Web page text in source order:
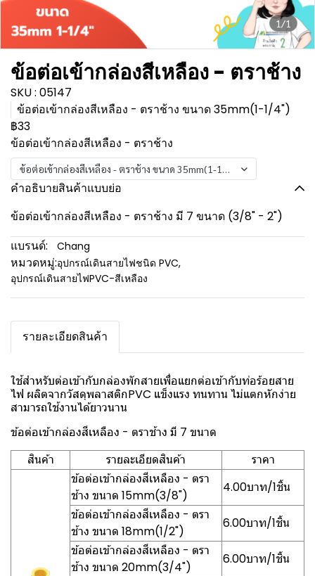
1/1
ข้อต่อเข้ากล่องสีเหลือง - ตราช้าง
SKU : 05147
ข้อต่อเข้ากล่องสีเหลือง - ตราช้าง ขนาด 35mm(1-1/4")
฿33
ข้อต่อเข้ากล่องสีเหลือง - ตราช้าง
ข้อต่อเข้ากล่องสีเหลือง - ตราช้าง ขนาด 35mm(1-1/4")
คำอธิบายสินค้าแบบย่อ
ข้อต่อเข้ากล่องสีเหลือง - ตราช้าง มี 7 ขนาด (3/8" - 2")
แบรนด์:
Chang
หมวดหมู่:อุปกรณ์เดินสายไฟชนิด PVC,
อุปกรณ์เดินสายไฟPVC-สีเหลือง
รายละเอียดสินค้า
ใช้สำหรับต่อเข้ากับกล่องพักสายเพื่อแยกต่อเข้ากับท่อร้อยสาย
ไฟ ผลิตจากวัสดุพลาสติกPVC แข็งแรง ทนทาน ไม่แตกหักง่าย
สามารถใช้งานได้ยาวนาน
ข้อต่อเข้ากล่องสีเหลือง - ตราช้าง มี 7 ขนาด
สินค้า
รายละเอียดสินค้า
ราคา
ข้อต่อเข้ากล่องสีเหลือง - ตรา
ช้าง ขนาด 15mm(3/8")
4.00บาท/1ชิ้น
ข้อต่อเข้ากล่องสีเหลือง - ตรา
ช้าง ขนาด 18mm(1/2")
6.00บาท/1ชิ้น
ข้อต่อเข้ากล่องสีเหลือง - ตรา
ช้าง ขนาด 20mm(3/4")
6.00บาท/1ชิ้น